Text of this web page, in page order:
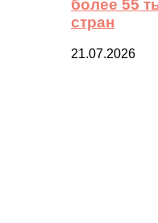
более 55
стран
21.07.2026